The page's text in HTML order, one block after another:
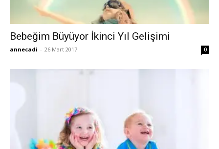
Bebeğim Büyüyor İkinci Yıl Gelişimi
annecadi - 26 Mart 2017 0